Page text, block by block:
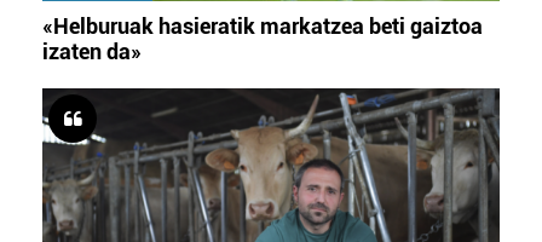
«Helburuak hasieratik markatzea beti gaiztoa
izaten da»